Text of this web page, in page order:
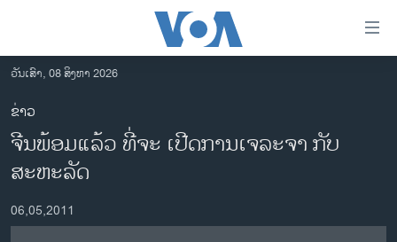
ເຂົ້າ
ຫາ
ຂ້າມ
ຂ້າມ
ຂ້າມ
ໄປ
ຫາ
ຊອກ
ອາເມຣິກາ
ຂ່າວ​ຈີນ
ວັນເສົາ, 08 ສິງຫາ 2026
ຂ່າວ
ຈີນພ້ອມແລ້ວ ທີ່ຈະ ເປີດການເຈລະຈາ ກັບ
ສະຫະລັດ
06,05,2011